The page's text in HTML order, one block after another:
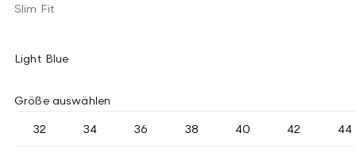
Slim Fit
Light Blue
Größe auswählen
32 34 36 38 40 42 44